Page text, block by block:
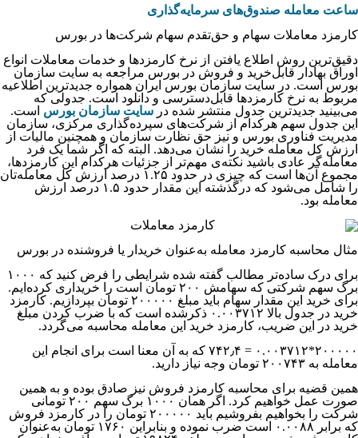
ساعت معامله صندوق‌های سرمایه‌گذاری
کارمزد معاملات سهام و حق‌تقدم سهام شرکت‌ها در بورس
دقیق‌ترین روش اطلاع یافتن از نرخ کارمزدها و خدمات معاملات انواع
اوراق بهادار قابل‌خرید و فروش در بورس مراجعه به سایت سازمان
بورس است. در سایت سازمان بورس ایران همواره جدیدترین اطلاعیه
مربوط به نرخ کارمزدها قابل‌دسترسی و دانلود است. جدولی که
می‌بینید جدیدترین جدول منتشر شده در سایت سازمان بورس است.
این جدول سهم هرکدام از شرکت‌های سپرده‌گذاری مرکزی، سازمان
مدیریت فناوری بورس و نیز حق نظارت سازمان و همچنین مالیات از
ارزش کل معامله خرید را نشان می‌دهد. البته که اگر شما یک فرد
معامله‌گر عادی باشید نکته‌ی مهم‌تر از جزئیات هرکدام این کارمزدها،
مجموع آن‌ها است که چیزی در حدود ۱.۲۵ درصد ارزش کل معامله‌تان
را شامل می‌شود که درگذشته این مقدار حدود ۱.۵ درصد ارزش
معامله بود.
مثال محاسبه کارمزد معامله به‌عنوان خریدار یا فروشنده در بورس
برای درک ساده‌تر مطالب گفته شده شرایطی را فرض کنید که ۱۰۰۰
برگ سهم شرکتی که سهامش ۲۰۰ تومان است را خریداری کرده‌ایم.
برای خرید این مقدار سهام باید مبلغ ۲۰۰۰۰۰ تومان بپردازیم. کارمزد
خرید در جدول بالا ۰.۰۰۳۷۱۲ ذکرشده است که با ضرب کردن مبلغ
خرید در این ضریب، کارمزد خرید این معامله محاسبه می‌گردد.
۲۰۰۰۰۰*۰.۰۰۳۷۱۲ = ۷۴۲٫۴ که به آن معنا است برای انجام این
معامله به ۲۰۰۷۴۳ تومان وجه نیاز دارید.
همین قضیه برای محاسبه کارمزد فروش نیز صادق بوده و به همین
صورت عمل خواهیم کرد. اگر همان ۱۰۰۰ برگ سهم ۲۰۰ تومانی
شرکت را بخواهیم بفروشیم باید ۲۰۰۰۰۰ تومان را در کارمزد فروش
که برابر ۰.۰۰۸۸ است ضرب نموده و بنابراین ۱۷۶۰ تومان به‌عنوان